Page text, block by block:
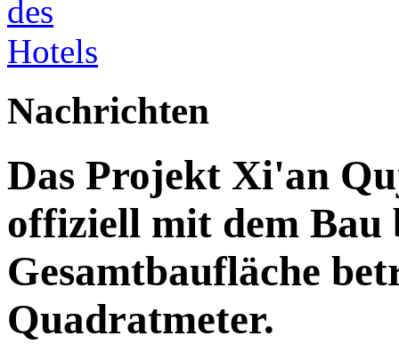
Nachrichten
Das Projekt Xi'an
offiziell mit dem Bau
Gesamtbaufläche
Quadratmeter.